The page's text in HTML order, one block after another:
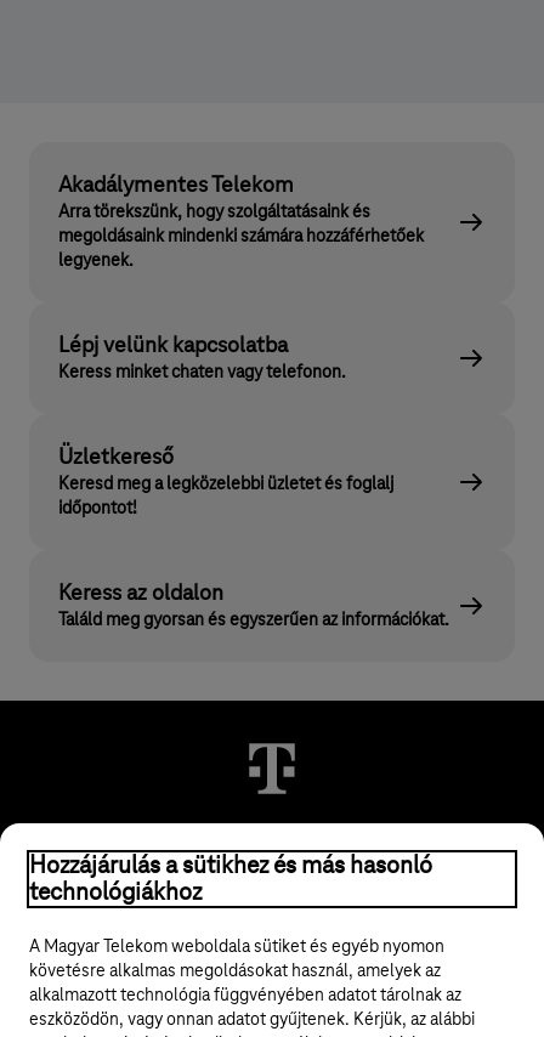
Akadálymentes Telekom
Arra törekszünk, hogy szolgáltatásaink és
megoldásaink mindenki számára hozzáférhetőek
legyenek.
Lépj velünk kapcsolatba
Keress minket chaten vagy telefonon.
Üzletkereső
Keresd meg a legközelebbi üzletet és foglalj
időpontot!
Keress az oldalon
Találd meg gyorsan és egyszerűen az információkat.
© 2026 Magyar Telekom Nyrt.
ÁSZF
Hozzájárulás a sütikhez és más hasonló
technológiákhoz
A Magyar Telekom weboldala sütiket és egyéb nyomon
követésre alkalmas megoldásokat használ, amelyek az
alkalmazott technológia függvényében adatot tárolnak az
eszközödön, vagy onnan adatot gyűjtenek. Kérjük, az alábbi